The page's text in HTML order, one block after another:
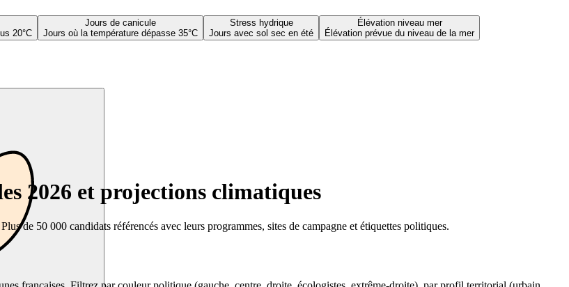
20°C
Jours de canicule
Jours où la température dépasse 35°C
Stress hydrique
Jours avec sol sec en été
Élévation niveau mer
Élévation prévue du niveau de la mer
2026 et projections climatiques
de 50 000 candidats référencés avec leurs programmes, sites de campagne et étiquettes politiques.